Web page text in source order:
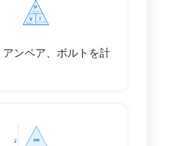
アンペア、ボルトを計